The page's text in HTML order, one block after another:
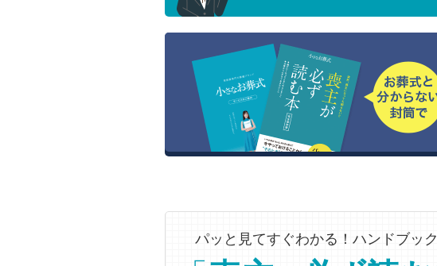
パッと見てすぐわかる！ハンドブック